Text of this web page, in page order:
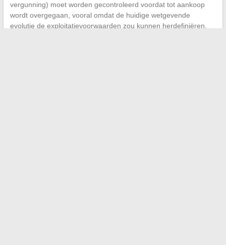
vergunning) moet worden gecontroleerd voordat tot aankoop
wordt overgegaan, vooral omdat de huidige wetgevende
evolutie de exploitatievoorwaarden zou kunnen herdefiniëren.